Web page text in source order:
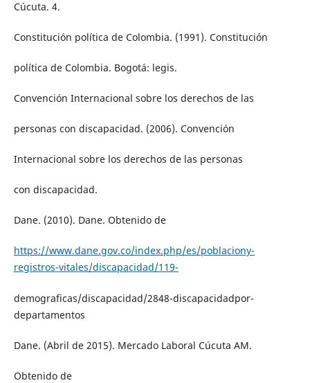
Cúcuta. 4.
Constitución política de Colombia. (1991). Constitución
política de Colombia. Bogotá: legis.
Convención Internacional sobre los derechos de las
personas con discapacidad. (2006). Convención
Internacional sobre los derechos de las personas
con discapacidad.
Dane. (2010). Dane. Obtenido de
https://www.dane.gov.co/index.php/es/poblaciony-
registros-vitales/discapacidad/119-
demograficas/discapacidad/2848-discapacidadpor-
departamentos
Dane. (Abril de 2015). Mercado Laboral Cúcuta AM.
Obtenido de